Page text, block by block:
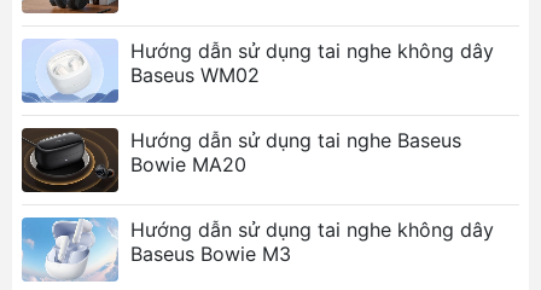
Thiết kế nhỏ gọn, thoải mái:
kích thước tai, mang lại cảm giác thoải mái khi
đeo trong thời gian dài.
Chất lượng âm thanh tuyệt vời:
ứng rộng, mang đến âm thanh chi tiết và sống
động.
Sạc nhanh Type-C:
chỉ mất 1.5 giờ để sạc đầy.
Khoảng cách kết nối 10 mét:
Cho phép bạn di
chuyển tự do mà không lo mất kết nối.
Hướng dẫn sử dụng tai nghe không dây
Baseus WM02
Hướng dẫn sử dụng tai nghe Baseus
Bowie MA20
Hướng dẫn sử dụng tai nghe không dây
Baseus Bowie M3